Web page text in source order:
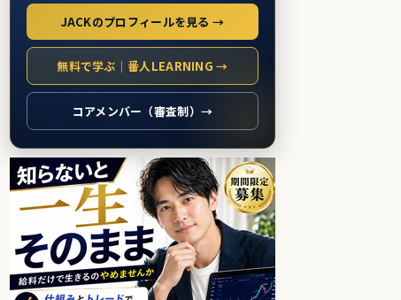
JACKのプロフィールを見る →
無料で学ぶ｜番人LEARNING →
コアメンバー（審査制）→